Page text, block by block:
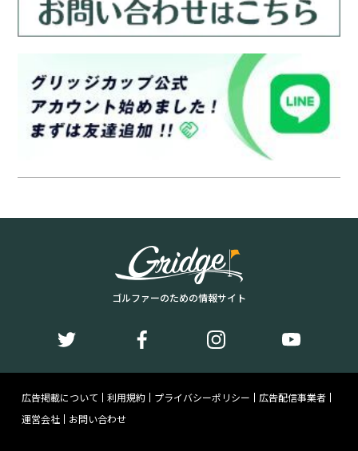
ゴルファーのための情報サイト
広告掲載について 利用規約 プライバシーポリシー
広告配信事業者
運営会社
お問い合わせ